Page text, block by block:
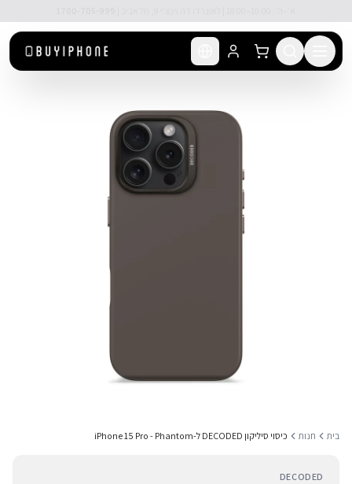
בית חנות כיסוי סיליקון DECODED ל-iPhone 15 Pro - Phantom
DECODED